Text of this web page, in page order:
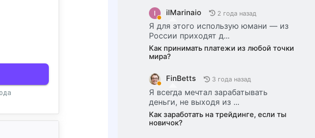
I ilMarinaio 2 года назад
Я для этого использую юмани — из
России приходят д...
Как принимать платежи из любой точки
мира?
FinBetts 3 года назад
Я всегда мечтал зарабатывать
деньги, не выходя из ...
Как заработать на трейдинге, если ты
новичок?